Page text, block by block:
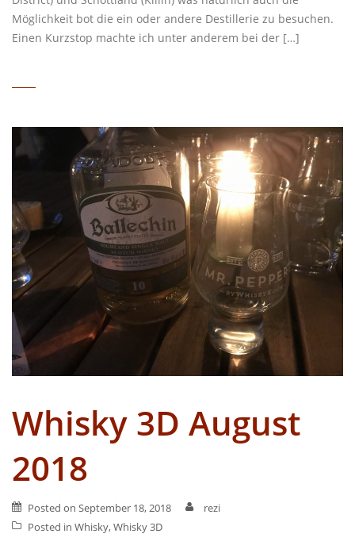
Möglichkeit bot die ein oder andere Destillerie zu besuchen.
Einen Kurzstop machte ich unter anderem bei der […]
Whisky 3D August
2018
Posted on September 18, 2018
rezi
Posted in Whisky,Whisky 3D